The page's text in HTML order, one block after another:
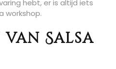
hebt, er is altijd iets
workshop.
Salsa